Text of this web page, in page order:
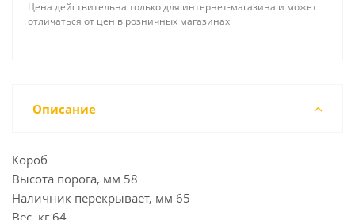
Цена действительна только для интернет-магазина и может
отличаться от цен в розничных магазинах
Описание
Короб
Высота порога, мм 58
Наличник перекрывает, мм 65
Вес, кг 64